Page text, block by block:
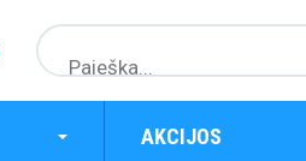
AKCIJOS